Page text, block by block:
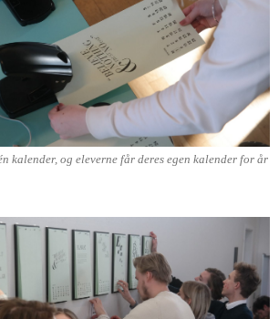
kalender, og eleverne får deres egen kalender for år